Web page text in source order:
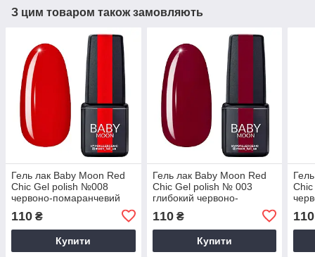
З цим товаром також замовляють
Гель лак Baby Moon Red
Chic Gel polish №008
червоно-помаранчевий
110 ₴
Купити
Гель лак Baby Moon Red
Chic Gel polish № 003
глибокий червоно-
110₴
Купити
110